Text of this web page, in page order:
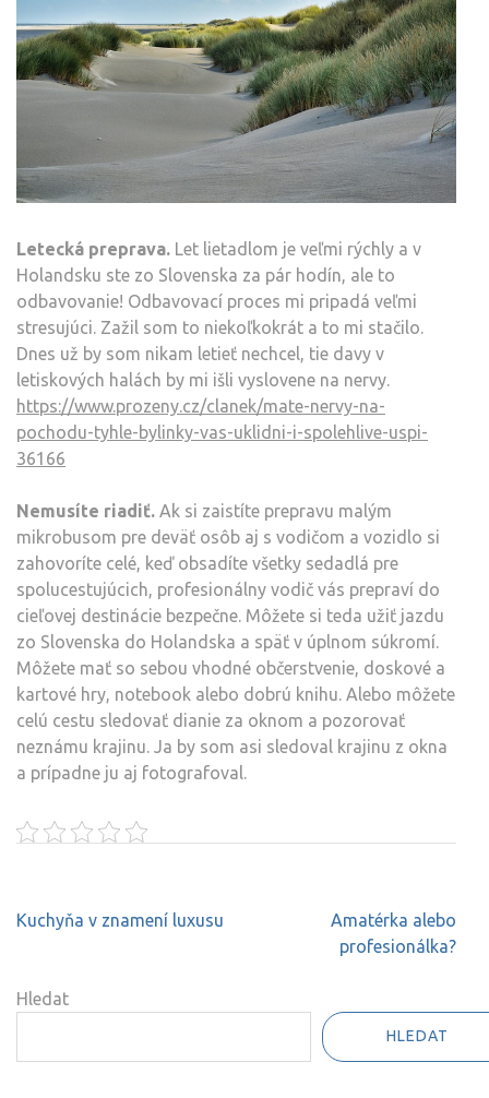
Letecká preprava. Let lietadlom je veľmi rýchly a v
Holandsku ste zo Slovenska za pár hodín, ale to
odbavovanie! Odbavovací proces mi pripadá veľmi
stresujúci. Zažil som to niekoľkokrát a to mi stačilo.
Dnes už by som nikam letieť nechcel, tie davy v
letiskových halách by mi išli vyslovene na nervy.
https://www.prozeny.cz/clanek/mate-nervy-na-
pochodu-tyhle-bylinky-vas-uklidni-i-spolehlive-uspi-
36166
Nemusíte riadiť. Ak si zaistíte prepravu malým
mikrobusom pre deväť osôb aj s vodičom a vozidlo si
zahovoríte celé, keď obsadíte všetky sedadlá pre
spolucestujúcich, profesionálny vodič vás prepraví do
cieľovej destinácie bezpečne. Môžete si teda užiť jazdu
zo Slovenska do Holandska a späť v úplnom súkromí.
Môžete mať so sebou vhodné občerstvenie, doskové a
kartové hry, notebook alebo dobrú knihu. Alebo môžete
celú cestu sledovať dianie za oknom a pozorovať
neznámu krajinu. Ja by som asi sledoval krajinu z okna
a prípadne ju aj fotografoval.
Navigace
Kuchyňa v znamení luxusu
Amatérka alebo
profesionálka?
Hledat
HLEDAT